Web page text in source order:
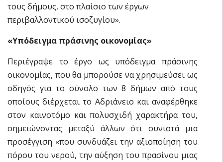
τους δήμους, στο πλαίσιο των έργων
περιβαλλοντικού ισοζυγίου».
«Υπόδειγμα πράσινης οικονομίας»
Περιέγραψε το έργο ως υπόδειγμα πράσινης
οικονομίας, που θα μπορούσε να χρησιμεύσει ως
οδηγός για το σύνολο των 8 δήμων από τους
οποίους διέρχεται το Αδριάνειο και αναφέρθηκε
στον καινοτόμο και πολυσχιδή χαρακτήρα του,
σημειώνοντας μεταξύ άλλων ότι συνιστά μια
προσέγγιση «που συνδυάζει την αξιοποίηση του
πόρου του νερού, την αύξηση του πρασίνου μιας